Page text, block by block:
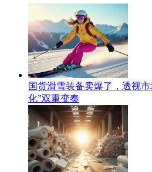
国货滑雪装备卖爆了，透视
化”双重变奏